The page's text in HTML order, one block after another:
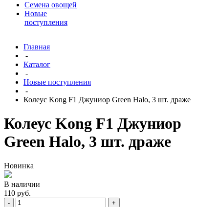
Семена овощей
Новые
поступления
Главная
-
Каталог
-
Новые поступления
-
Колеус Kong F1 Джуниор Green Halo, 3 шт. драже
Колеус Kong F1 Джуниор
Green Halo, 3 шт. драже
Новинка
В наличии
110 руб.
- +